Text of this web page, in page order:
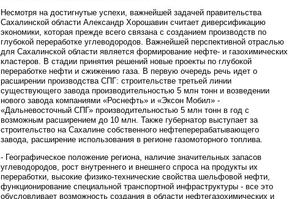
Несмотря на достигнутые успехи, важнейшей задачей правительства
Сахалинской области Александр Хорошавин считает диверсификацию
экономики, которая прежде всего связана с созданием производств по
глубокой переработке углеводородов. Важнейшей перспективной отраслью
для Сахалинской области является формирование нефте- и газохимических
кластеров. В стадии принятия решений новые проекты по глубокой
переработке нефти и сжижению газа. В первую очередь речь идет о
расширении производства СПГ: строительстве третьей линии
существующего завода производительностью 5 млн тонн и возведении
нового завода компаниями «Роснефть» и «Эксон Мобил» -
«Дальневосточный СПГ» производительностью 5 млн тонн в год с
возможным расширением до 10 млн. Также губернатор выступает за
строительство на Сахалине собственного нефтеперерабатывающего
завода, расширение использования в регионе газомоторного топлива.
- Географическое положение региона, наличие значительных запасов
углеводородов, рост внутреннего и внешнего спроса на продукты их
переработки, высокие физико-технические свойства шельфовой нефти,
функционирование специальной транспортной инфраструктуры - все это
обусловливает возможность создания в области нефтегазохимических и